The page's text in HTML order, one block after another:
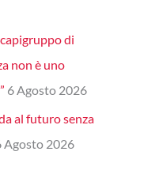
di
non è uno
6 Agosto 2026
al futuro senza
Agosto 2026